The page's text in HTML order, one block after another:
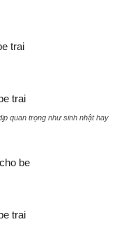
quan trọng như sinh nhật hay